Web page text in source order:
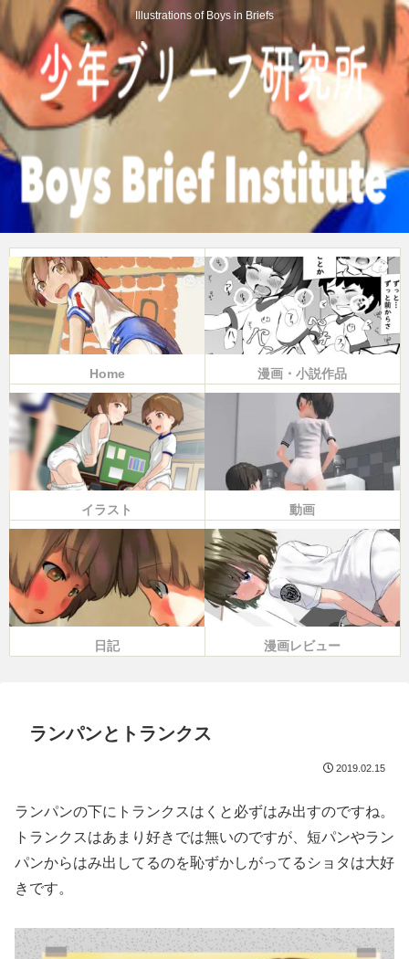
Illustrations of Boys in Briefs
Home 漫画・小説作品
イラスト 動画
日記 漫画レビュー
ランパンとトランクス
2019.02.15
ランパンの下にトランクスはくと必ずはみ出すのですね。
トランクスはあまり好きでは無いのですが、短パンやラン
パンからはみ出してるのを恥ずかしがってるショタは大好
きです。